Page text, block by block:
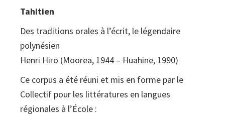
Tahitien
Des traditions orales à l’écrit, le légendaire
polynésien
Henri Hiro (Moorea, 1944 – Huahine, 1990)
Ce corpus a été réuni et mis en forme par le
Collectif pour les littératures en langues
régionales à l’École :